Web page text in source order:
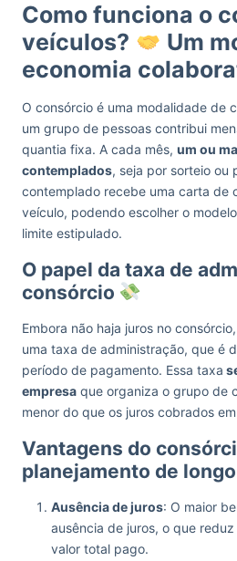
Como funciona o
veículos?
Um
economia
O consórcio é uma modalidade de
um grupo de pessoas contribui
quantia fixa. A cada mês, um ou
contemplados, seja por sorteio ou
contemplado recebe uma carta de
veículo, podendo escolher o
limite estipulado.
O papel da taxa de
consórcio
Embora não haja juros no
uma taxa de administração, que é
período de pagamento. Essa taxa
empresa que organiza o grupo de
menor do que os juros cobrados
Vantagens do
planejamento de
Ausência de juros: O maior
ausência de juros, o que
valor total pago.